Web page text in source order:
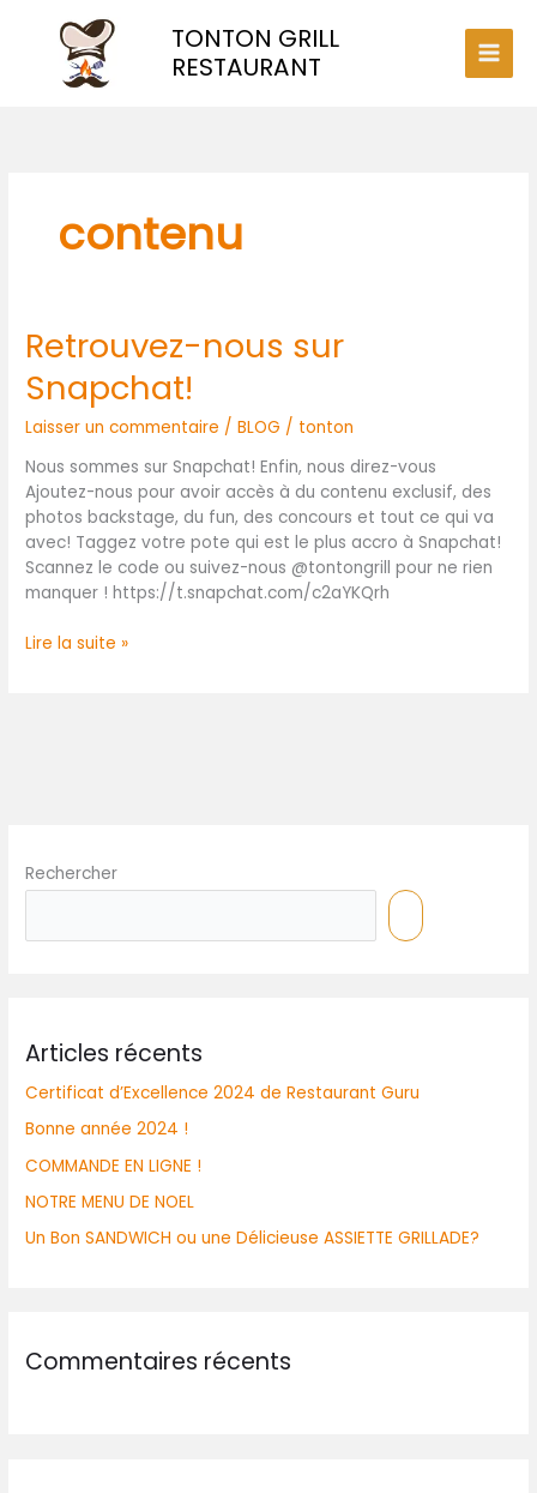
TONTON GRILL
RESTAURANT
contenu
Retrouvez-nous sur
Snapchat!
Laisser un commentaire /BLOG / tonton
Nous sommes sur Snapchat! Enfin, nous direz-vous
Ajoutez-nous pour avoir accès à du contenu exclusif, des
photos backstage, du fun, des concours et tout ce qui va
avec! Taggez votre pote qui est le plus accro à Snapchat!
Scannez le code ou suivez-nous @tontongrill pour ne rien
manquer ! https://t.snapchat.com/c2aYKQrh
Retrouvez-
nous
sur
Snapchat!
Lire la suite »
Rechercher
Articles récents
Certificat d’Excellence 2024 de Restaurant Guru
Bonne année 2024 !
COMMANDE EN LIGNE !
NOTRE MENU DE NOEL
Un Bon SANDWICH ou une Délicieuse ASSIETTE GRILLADE?
Commentaires récents